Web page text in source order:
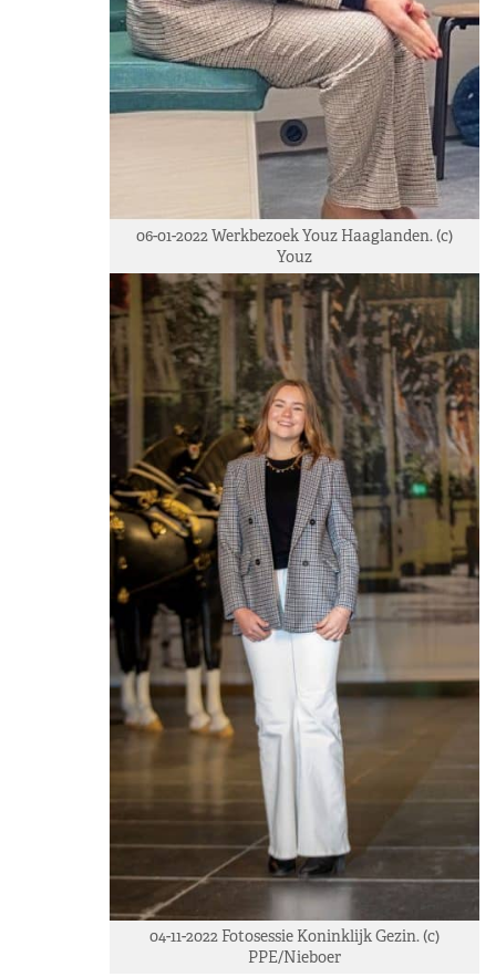
06-01-2022 Werkbezoek Youz Haaglanden. (c)
Youz
04-11-2022 Fotosessie Koninklijk Gezin. (c)
PPE/Nieboer